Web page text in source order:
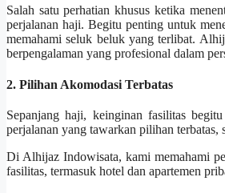
Salah satu perhatian khusus ketika
perjalanan haji. Begitu penting untuk
memahami seluk beluk yang terlibat.
berpengalaman yang profesional dalam
2. Pilihan Akomodasi Terbatas
Sepanjang haji, keinginan fasilitas
perjalanan yang tawarkan pilihan
Di Alhijaz Indowisata, kami memahami
fasilitas, termasuk hotel dan apartemen